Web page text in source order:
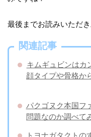
最後までお読みいただ
関連記事
キムギュビンはカ
顔タイプや骨格か
パクゴヌク本国フ
問題なのか調べて